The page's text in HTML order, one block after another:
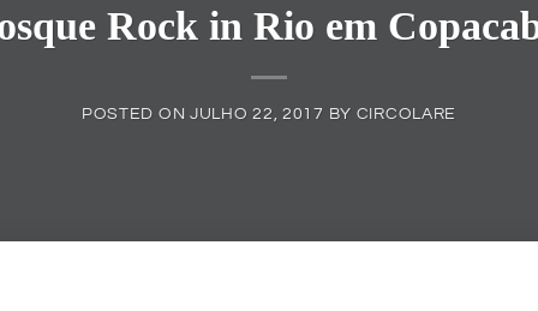
Rock in Rio em
POSTED ON JULHO 22, 2017 BY CIRCOLARE